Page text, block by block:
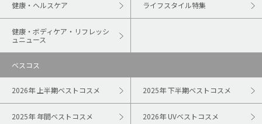
健康・ヘルスケア ライフスタイル特集
健康・ボディケア・リフレッシ
ュニュース
ベスコス
2026年 上半期ベストコスメ 2025年 下半期ベストコスメ
2025年 年間ベストコスメ 2026年 UVベストコスメ